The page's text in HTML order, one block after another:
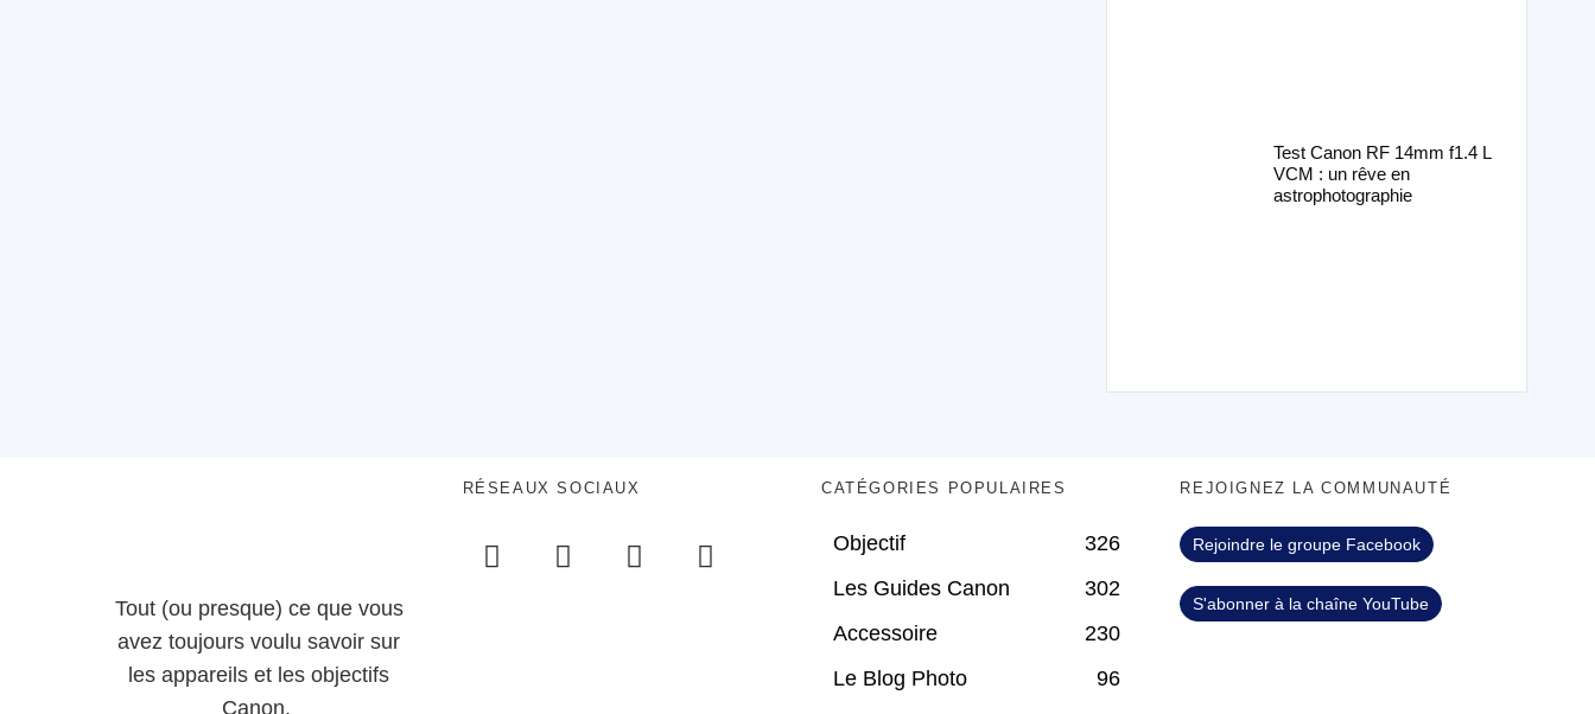
Test Canon RF 14mm f1.4 L
VCM : un rêve en
astrophotographie
Tout (ou presque) ce que vous
avez toujours voulu savoir sur
les appareils et les objectifs
Canon.
RÉSEAUX SOCIAUX CATÉGORIES POPULAIRES
Objectif
326
Les Guides Canon
302
Accessoire
230
Le Blog Photo
96
REJOIGNEZ LA COMMUNAUTÉ
Rejoindre le groupe Facebook
S'abonner à la chaîne YouTube